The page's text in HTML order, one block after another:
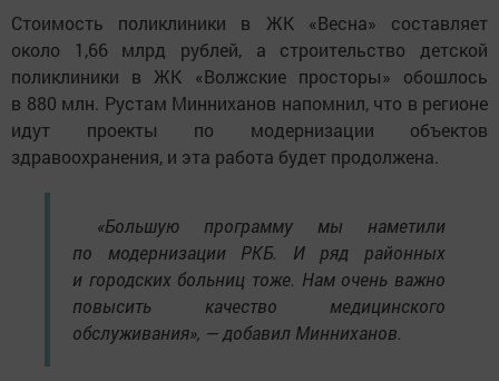
Стоимость поликлиники в ЖК «Весна» составляет
около 1,66 млрд рублей, а строительство детской
поликлиники в ЖК «Волжские просторы» обошлось
в 880 млн. Рустам Минниханов напомнил, что в регионе
идут проекты по модернизации объектов
здравоохранения, и эта работа будет продолжена.
«Большую программу мы наметили
по модернизации РКБ. И ряд районных
и городских больниц тоже. Нам очень важно
повысить качество медицинского
обслуживания», — добавил Минниханов.